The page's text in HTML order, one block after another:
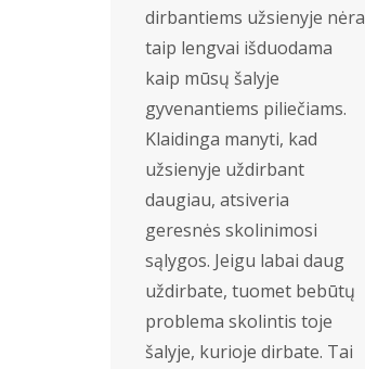
dirbantiems užsienyje nėra
taip lengvai išduodama
kaip mūsų šalyje
gyvenantiems piliečiams.
Klaidinga manyti, kad
užsienyje uždirbant
daugiau, atsiveria
geresnės skolinimosi
sąlygos. Jeigu labai daug
uždirbate, tuomet bebūtų
problema skolintis toje
šalyje, kurioje dirbate. Tai